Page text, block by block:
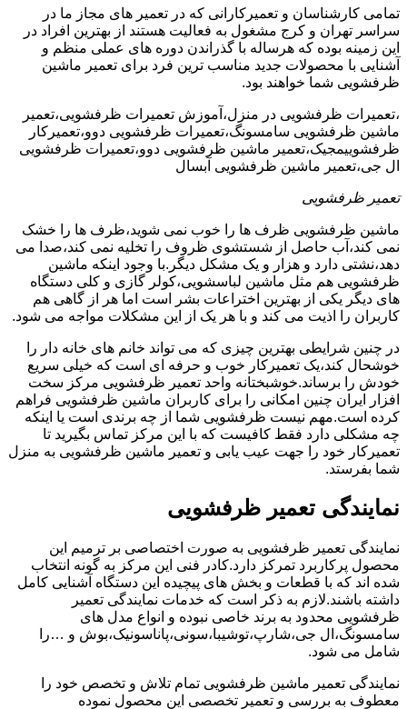
تمامی کارشناسان و تعمیرکارانی که در تعمیر های مجاز ما در
سراسر تهران و کرج مشغول به فعالیت هستند از بهترین افراد در
این زمینه بوده که هرساله با گذراندن دوره های عملی منظم و
آشنایی با محصولات جدید مناسب ترین فرد برای تعمیر ماشین
ظرفشویی شما خواهند بود.
،تعمیرات ظرفشویی در منزل،آموزش تعمیرات ظرفشویی،تعمیر
ماشین ظرفشویی سامسونگ،تعمیرات ظرفشویی دوو،تعمیرکار
ظرفشوییمجیک،تعمیر ماشین ظرفشویی دوو،تعمیرات ظرفشویی
ال جی،تعمیر ماشین ظرفشویی آبسال
تعمیر ظرفشویی
ماشین ظرفشویی ظرف ها را خوب نمی شوید،ظرف ها را خشک
نمی کند،آب حاصل از شستشوی ظروف را تخلیه نمی کند،صدا می
دهد،نشتی دارد و هزار و یک مشکل دیگر.با وجود اینکه ماشین
ظرفشویی هم مثل ماشین لباسشویی،کولر گازی و کلی دستگاه
های دیگر یکی از بهترین اختراعات بشر است اما هر از گاهی هم
کاربران را اذیت می کند و با هر یک از این مشکلات مواجه می شود.
در چنین شرایطی بهترین چیزی که می تواند خانم های خانه دار را
خوشحال کند،یک تعمیرکار خوب و حرفه ای است که خیلی سریع
خودش را برساند.خوشبختانه واحد تعمیر ظرفشویی مرکز سخت
افزار ایران چنین امکانی را برای کاربران ماشین ظرفشویی فراهم
کرده است.مهم نیست ظرفشویی شما از چه برندی است یا اینکه
چه مشکلی دارد فقط کافیست که با این مرکز تماس بگیرید تا
تعمیرکار خود را جهت عیب یابی و تعمیر ماشین ظرفشویی به منزل
شما بفرستد.
نمایندگی تعمیر ظرفشویی
نمایندگی تعمیر ظرفشویی به صورت اختصاصی بر ترمیم این
محصول پرکاربرد تمرکز دارد.کادر فنی این مرکز به گونه انتخاب
شده اند که با قطعات و بخش های پیچیده این دستگاه آشنایی کامل
داشته باشند.لازم به ذکر است که خدمات نمایندگی تعمیر
ظرفشویی محدود به برند خاصی نبوده و انواع مدل های
سامسونگ،ال جی،شارپ،توشیبا،سونی،پاناسونیک،بوش و …را
شامل می شود.
نمایندگی تعمیر ماشین ظرفشویی تمام تلاش و تخصص خود را
معطوف به بررسی و تعمیر تخصصی این محصول نموده